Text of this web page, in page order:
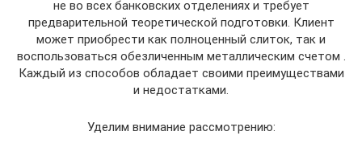
не во всех банковских отделениях и требует
предварительной теоретической подготовки. Клиент
может приобрести как полноценный слиток, так и
воспользоваться обезличенным металлическим счетом .
Каждый из способов обладает своими преимуществами
и недостатками.
Уделим внимание рассмотрению: